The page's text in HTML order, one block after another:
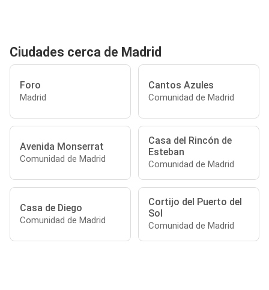
Ciudades cerca de Madrid
Foro
Madrid
Cantos Azules
Comunidad de Madrid
Avenida Monserrat
Comunidad de Madrid
Casa del Rincón de
Esteban
Comunidad de Madrid
Casa de Diego
Comunidad de Madrid
Cortijo del Puerto del
Sol
Comunidad de Madrid